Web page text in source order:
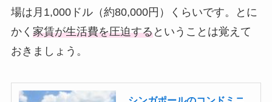
場は月1,000ドル（約80,000円）くらいです。とに
かく 家賃が生活費を圧迫するということは覚えて
おきましょう。